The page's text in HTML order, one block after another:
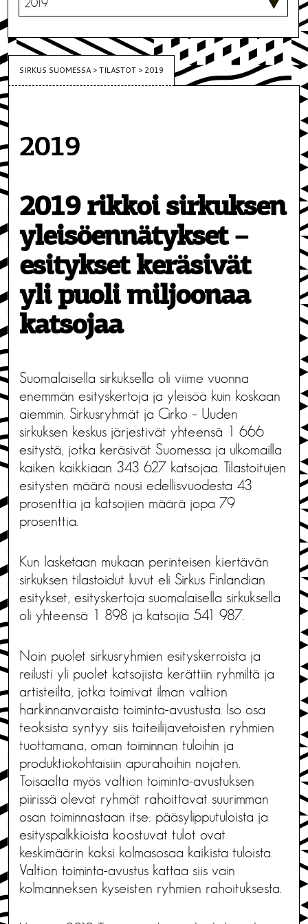
SIRKUS SUOMESSA >TILASTOT > 2019
2019
2019 rikkoi sirkuksen
yleisöennätykset –
esitykset keräsivät
yli puoli miljoonaa
katsojaa
Suomalaisella sirkuksella oli viime vuonna
enemmän esityskertoja ja yleisöä kuin koskaan
aiemmin. Sirkusryhmät ja Cirko – Uuden
sirkuksen keskus järjestivät yhteensä 1 666
esitystä, jotka keräsivät Suomessa ja ulkomailla
kaiken kaikkiaan 343 627 katsojaa. Tilastoitujen
esitysten määrä nousi edellisvuodesta 43
prosenttia ja katsojien määrä jopa 79
prosenttia.
Kun lasketaan mukaan perinteisen kiertävän
sirkuksen tilastoidut luvut eli Sirkus Finlandian
esitykset, esityskertoja suomalaisella sirkuksella
oli yhteensä 1 898 ja katsojia 541 987.
Noin puolet sirkusryhmien esityskerroista ja
reilusti yli puolet katsojista kerättiin ryhmiltä ja
artisteilta, jotka toimivat ilman valtion
harkinnanvaraista toiminta-avustusta. Iso osa
teoksista syntyy siis taiteilijavetoisten ryhmien
tuottamana, oman toiminnan tuloihin ja
produktiokohtaisiin apurahoihin nojaten.
Toisaalta myös valtion toiminta-avustuksen
piirissä olevat ryhmät rahoittavat suurimman
osan toiminnastaan itse: pääsylipputuloista ja
esityspalkkioista koostuvat tulot ovat
keskimäärin kaksi kolmasosaa kaikista tuloista.
Valtion toiminta-avustus kattaa siis vain
kolmanneksen kyseisten ryhmien rahoituksesta.